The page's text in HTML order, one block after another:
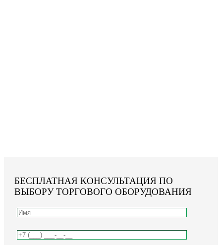
БЕСПЛАТНАЯ КОНСУЛЬТАЦИЯ ПО
ВЫБОРУ ТОРГОВОГО ОБОРУДОВАНИЯ